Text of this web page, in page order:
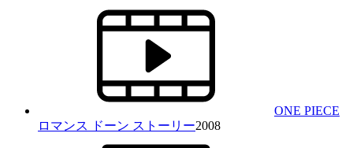
ONE PIECE
ロマンス ドーン ストーリー2008